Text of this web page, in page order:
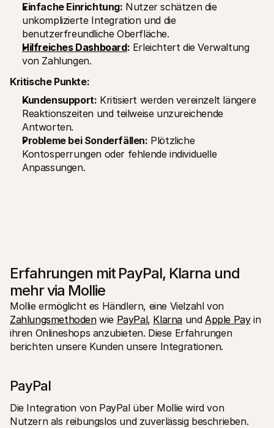
Einfache Einrichtung: Nutzer schätzen die
unkomplizierte Integration und die
benutzerfreundliche Oberfläche.
Hilfreiches Dashboard: Erleichtert die Verwaltung
von Zahlungen.
Kritische Punkte:
Kundensupport: Kritisiert werden vereinzelt längere
Reaktionszeiten und teilweise unzureichende
Antworten.
Probleme bei Sonderfällen: Plötzliche
Kontosperrungen oder fehlende individuelle
Anpassungen.
Erfahrungen mit PayPal, Klarna und
mehr via Mollie
Mollie ermöglicht es Händlern, eine Vielzahl von
Zahlungsmethoden wie PayPal, Klarna und Apple Pay in
ihren Onlineshops anzubieten. Diese Erfahrungen
berichten unsere Kunden unsere Integrationen.
PayPal
Die Integration von PayPal über Mollie wird von
Nutzern als reibungslos und zuverlässig beschrieben.